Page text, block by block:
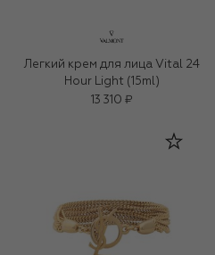
Легкий крем для лица Vital 24
Hour Light (15ml)
13 310 ₽